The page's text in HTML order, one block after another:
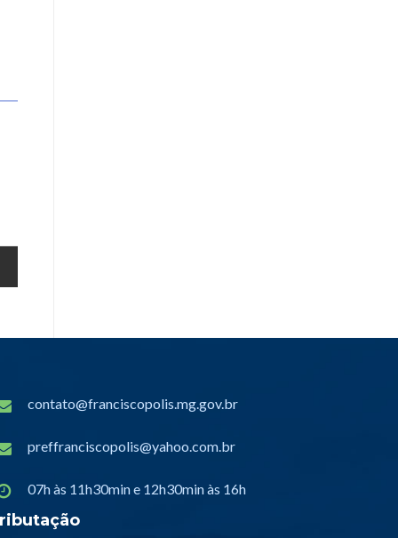
contato@franciscopolis.mg.gov.br
preffranciscopolis@yahoo.com.br
07h às 11h30min e 12h30min às 16h